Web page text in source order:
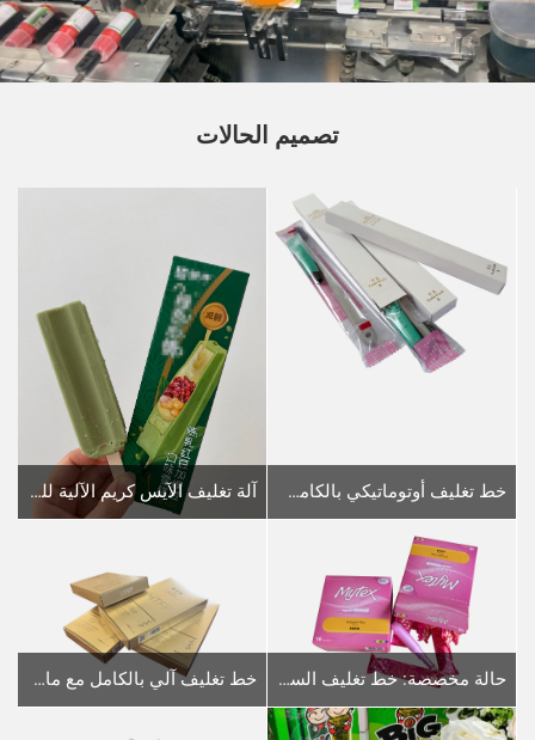
تصميم الحالات
خط تغليف أوتوماتيكي بالكامل في علب كرتونية وتغليف ثلاثي الأبعاد لمجموعات معجون الأسنان وفرشاة الأسنان آلة تغليف الآيس كريم الآلية للمشترين في الخارج: مقدمة موجزة
حالة مخصصة: خط تغليف السدادات المهبلية الآلي: مقدمة موجزة خط تغليف آلي بالكامل مع ماكينة تعبئة الكرتون STZ-120 لأقنعة الوجه